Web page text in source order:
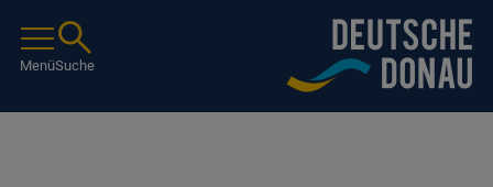
MenüSuche